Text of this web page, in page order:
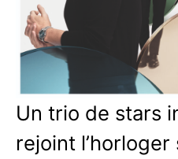
Un trio de stars
rejoint l’horloger